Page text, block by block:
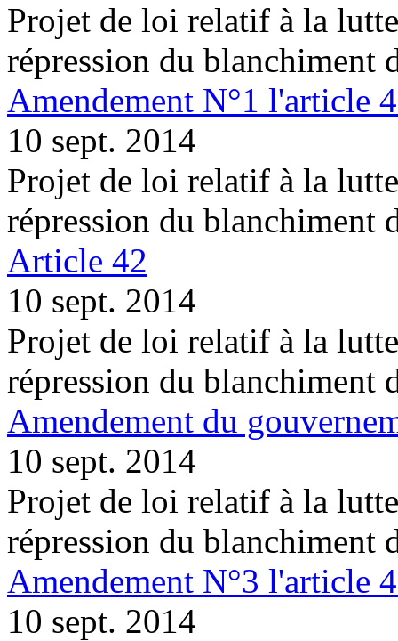
Projet de loi relatif à la
répression du blanchiment
Amendement N°1 l'article
10 sept. 2014
Projet de loi relatif à la
répression du blanchiment
Article 42
10 sept. 2014
Projet de loi relatif à la
répression du blanchiment
Amendement du
10 sept. 2014
Projet de loi relatif à la
répression du blanchiment
Amendement N°3 l'article
10 sept. 2014